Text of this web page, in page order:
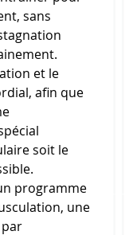
sans
et le
afin que
soit le
programme
une